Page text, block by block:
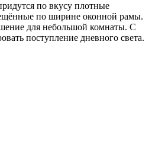
по вкусу плотные
по ширине оконной рамы.
для небольшой комнаты. С
поступление дневного света.